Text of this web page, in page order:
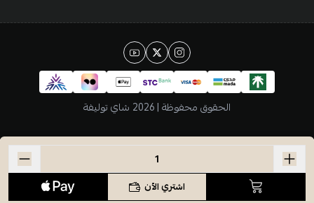
اشتري الآن
الحقوق محفوظة | 2026 شاي توليفة